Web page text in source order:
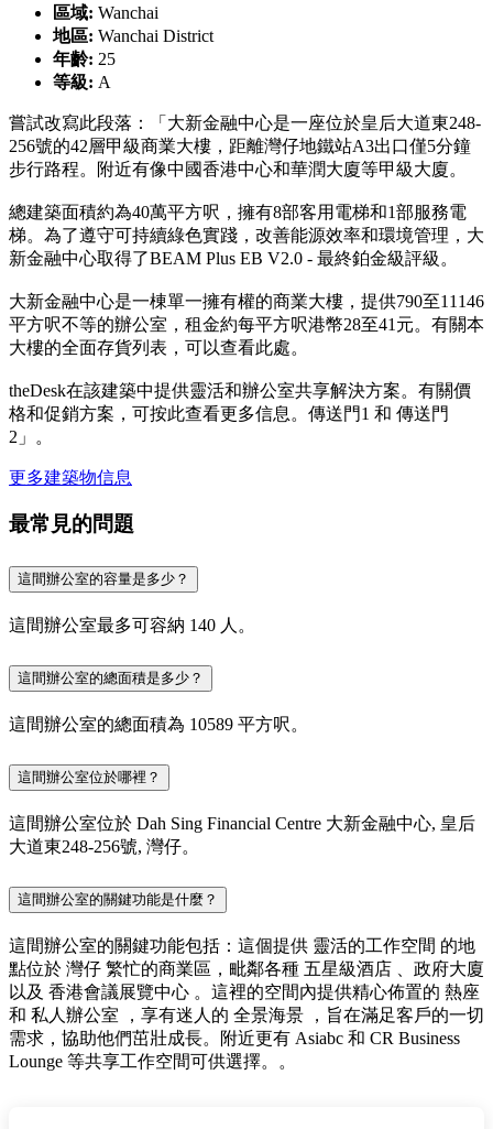
區域: Wanchai
地區: Wanchai District
年齡: 25
等級: A
嘗試改寫此段落：「大新金融中心是一座位於皇后大道東248-
256號的42層甲級商業大樓，距離灣仔地鐵站A3出口僅5分鐘
步行路程。附近有像中國香港中心和華潤大廈等甲級大廈。
總建築面積約為40萬平方呎，擁有8部客用電梯和1部服務電
梯。為了遵守可持續綠色實踐，改善能源效率和環境管理，大
新金融中心取得了BEAM Plus EB V2.0 - 最終鉑金級評級。
大新金融中心是一棟單一擁有權的商業大樓，提供790至11146
平方呎不等的辦公室，租金約每平方呎港幣28至41元。有關本
大樓的全面存貨列表，可以查看此處。
theDesk在該建築中提供靈活和辦公室共享解決方案。有關價
格和促銷方案，可按此查看更多信息。傳送門1 和 傳送門
2」。
更多建築物信息
最常見的問題
這間辦公室的容量是多少？
這間辦公室最多可容納 140 人。
這間辦公室的總面積是多少？
這間辦公室的總面積為 10589 平方呎。
這間辦公室位於哪裡？
這間辦公室位於 Dah Sing Financial Centre 大新金融中心, 皇后
大道東248-256號, 灣仔。
這間辦公室的關鍵功能是什麼？
這間辦公室的關鍵功能包括：這個提供 靈活的工作空間 的地
點位於 灣仔 繁忙的商業區，毗鄰各種 五星級酒店 、政府大廈
以及 香港會議展覽中心 。這裡的空間內提供精心佈置的 熱座
和 私人辦公室 ，享有迷人的 全景海景 ，旨在滿足客戶的一切
需求，協助他們茁壯成長。附近更有 Asiabc 和 CR Business
Lounge 等共享工作空間可供選擇。。